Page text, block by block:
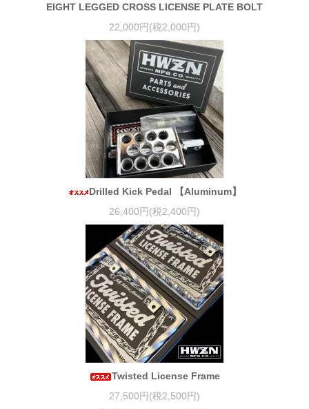
EIGHT LEGGED CROSS LICENSE PLATE BOLT
22,000円(税2,000円)
Drilled Kick Pedal 【Aluminum】
26,400円(税2,400円)
Twisted License Frame
27,500円(税2,500円)